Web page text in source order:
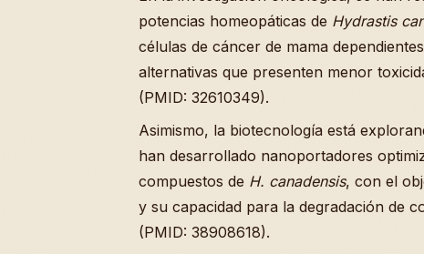
potencias homeopáticas de Hydrastis
células de cáncer de mama
alternativas que presenten menor
(PMID: 32610349).
Asimismo, la biotecnología está
han desarrollado nanoportadores
compuestos de H. canadensis, con el
y su capacidad para la degradación de
(PMID: 38908618).